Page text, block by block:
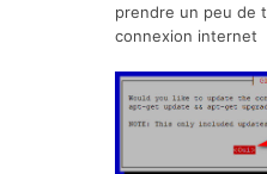
prendre un peu de
connexion internet